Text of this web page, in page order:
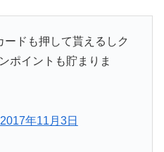
ドも押して貰えるしク
ポイントも貯まりま
2017年11月3日